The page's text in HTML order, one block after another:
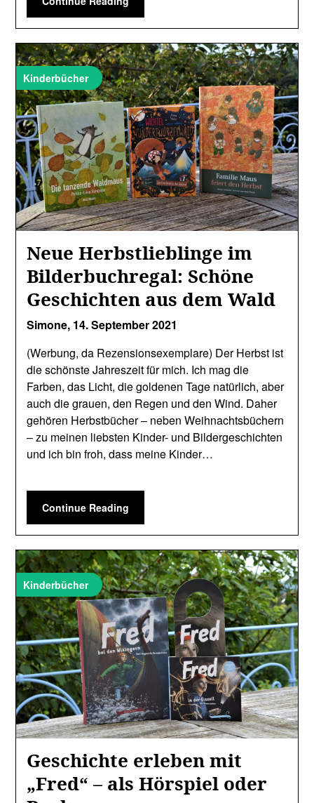
Kinderbücher
Neue Herbstlieblinge im
Bilderbuchregal: Schöne
Geschichten aus dem Wald
Simone, 14. September 2021
(Werbung, da Rezensionsexemplare) Der Herbst ist
die schönste Jahreszeit für mich. Ich mag die
Farben, das Licht, die goldenen Tage natürlich, aber
auch die grauen, den Regen und den Wind. Daher
gehören Herbstbücher – neben Weihnachtsbüchern
– zu meinen liebsten Kinder- und Bildergeschichten
und ich bin froh, dass meine Kinder…
Continue Reading
Kinderbücher
Geschichte erleben mit
„Fred“ – als Hörspiel oder